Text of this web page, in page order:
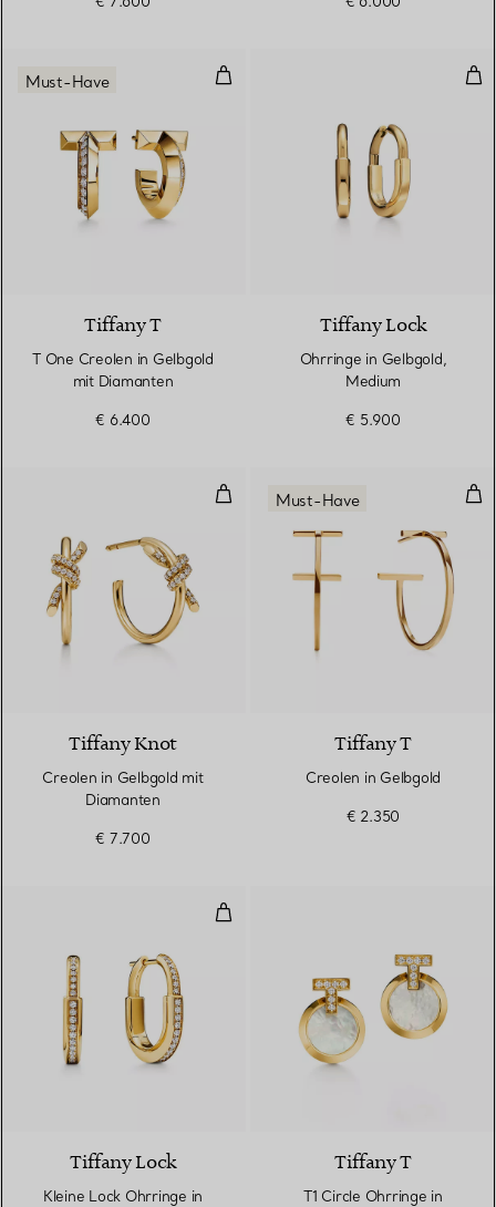
T One Creolen in Gelbgold mit
Must-Have
Tiffany T
T One Creolen in Gelbgold
mit Diamanten
€ 6.400
Tiffany Lock
Ohrringe in Gelbgold,
Medium
€ 5.900
Creolen in Gelbgold mit
Tiffany Knot
Creolen in Gelbgold mit
Diamanten
€ 7.700
Must-Have
Tiffany T
Creolen in Gelbgold
€ 2.350
Kleine Lock Ohrringe in
Tiffany Lock
Kleine Lock Ohrringe in
Tiffany T
T1 Circle Ohrringe in